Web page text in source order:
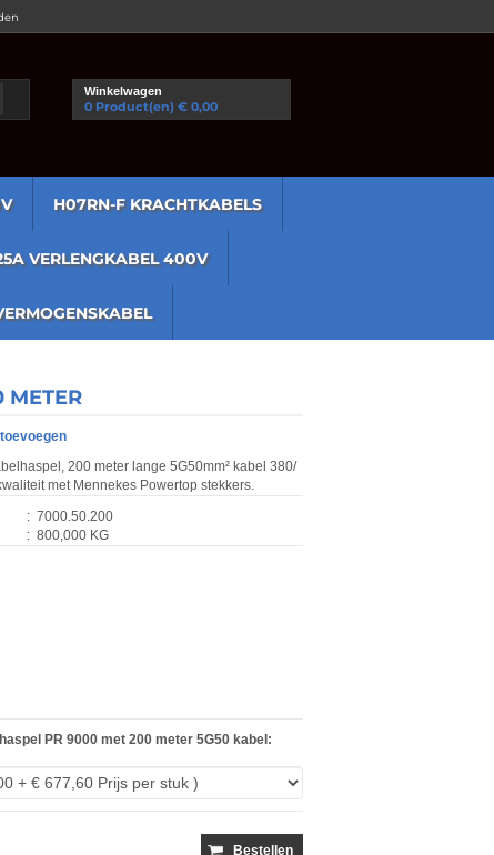
Winkelwagen
0 Product(en) € 0,00
H07RN-F KRACHTKABELS
VERLENGKABEL 400V
METER
200 meter lange 5G50mm² kabel 380/
met Mennekes Powertop stekkers.
: 7000.50.200
: 800,000 KG
PR 9000 met 200 meter 5G50 kabel:
Bestellen